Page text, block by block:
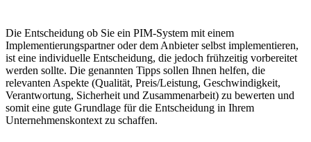
Die Entscheidung ob Sie ein PIM-System mit einem
Implementierungspartner oder dem Anbieter selbst implementieren,
ist eine individuelle Entscheidung, die jedoch frühzeitig vorbereitet
werden sollte. Die genannten Tipps sollen Ihnen helfen, die
relevanten Aspekte (Qualität, Preis/Leistung, Geschwindigkeit,
Verantwortung, Sicherheit und Zusammenarbeit) zu bewerten und
somit eine gute Grundlage für die Entscheidung in Ihrem
Unternehmenskontext zu schaffen.